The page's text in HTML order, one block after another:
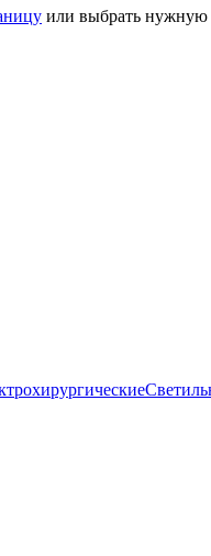
или выбрать нужную